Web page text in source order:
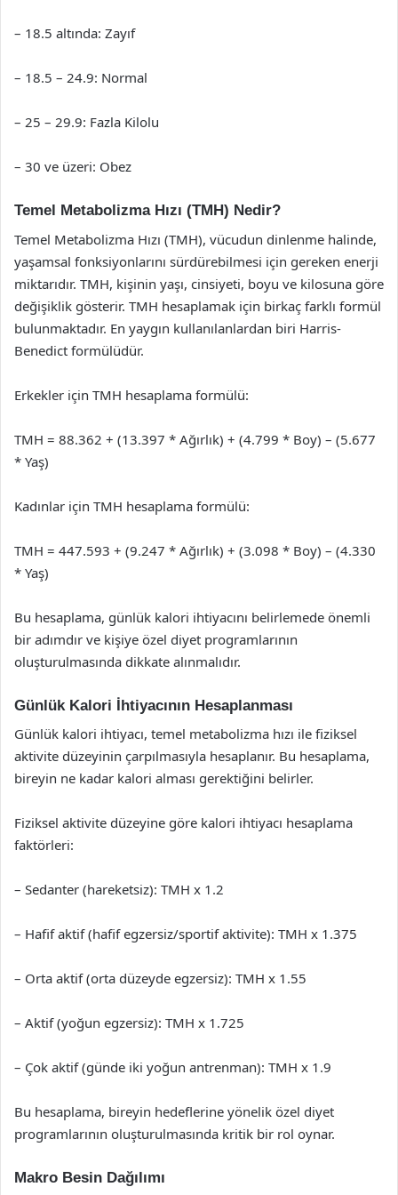
– 18.5 altında: Zayıf
– 18.5 – 24.9: Normal
– 25 – 29.9: Fazla Kilolu
– 30 ve üzeri: Obez
Temel Metabolizma Hızı (TMH) Nedir?
Temel Metabolizma Hızı (TMH), vücudun dinlenme halinde,
yaşamsal fonksiyonlarını sürdürebilmesi için gereken enerji
miktarıdır. TMH, kişinin yaşı, cinsiyeti, boyu ve kilosuna göre
değişiklik gösterir. TMH hesaplamak için birkaç farklı formül
bulunmaktadır. En yaygın kullanılanlardan biri Harris-
Benedict formülüdür.
Erkekler için TMH hesaplama formülü:
TMH = 88.362 + (13.397 * Ağırlık) + (4.799 * Boy) – (5.677
* Yaş)
Kadınlar için TMH hesaplama formülü:
TMH = 447.593 + (9.247 * Ağırlık) + (3.098 * Boy) – (4.330
* Yaş)
Bu hesaplama, günlük kalori ihtiyacını belirlemede önemli
bir adımdır ve kişiye özel diyet programlarının
oluşturulmasında dikkate alınmalıdır.
Günlük Kalori İhtiyacının Hesaplanması
Günlük kalori ihtiyacı, temel metabolizma hızı ile fiziksel
aktivite düzeyinin çarpılmasıyla hesaplanır. Bu hesaplama,
bireyin ne kadar kalori alması gerektiğini belirler.
Fiziksel aktivite düzeyine göre kalori ihtiyacı hesaplama
faktörleri:
– Sedanter (hareketsiz): TMH x 1.2
– Hafif aktif (hafif egzersiz/sportif aktivite): TMH x 1.375
– Orta aktif (orta düzeyde egzersiz): TMH x 1.55
– Aktif (yoğun egzersiz): TMH x 1.725
– Çok aktif (günde iki yoğun antrenman): TMH x 1.9
Bu hesaplama, bireyin hedeflerine yönelik özel diyet
programlarının oluşturulmasında kritik bir rol oynar.
Makro Besin Dağılımı